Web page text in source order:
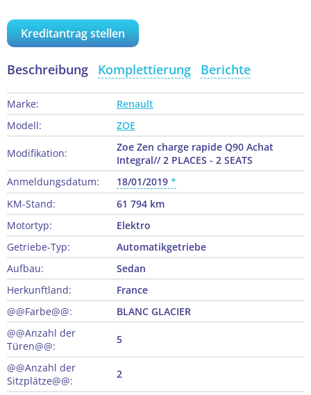
Kreditantrag stellen
Beschreibung Komplettierung Berichte
Marke:
Renault
Modell:
ZOE
Modifikation:
Zoe Zen charge rapide Q90 Achat
Integral// 2 PLACES - 2 SEATS
Anmeldungsdatum:
18/01/2019
KM-Stand:
61 794 km
Motortyp:
Elektro
Getriebe-Typ:
Automatikgetriebe
Aufbau:
Sedan
Herkunftland:
France
@@Farbe@@:
BLANC GLACIER
@@Anzahl der
Türen@@:
5
@@Anzahl der
Sitzplätze@@:
2